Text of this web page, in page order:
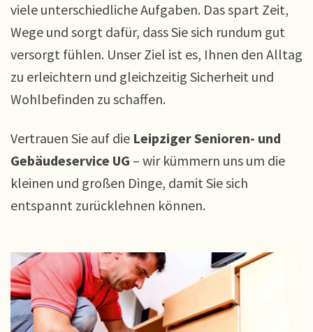
viele unterschiedliche Aufgaben. Das spart Zeit,
Wege und sorgt dafür, dass Sie sich rundum gut
versorgt fühlen. Unser Ziel ist es, Ihnen den Alltag
zu erleichtern und gleichzeitig Sicherheit und
Wohlbefinden zu schaffen.
Vertrauen Sie auf die Leipziger Senioren- und
Gebäudeservice UG – wir kümmern uns um die
kleinen und großen Dinge, damit Sie sich
entspannt zurücklehnen können.